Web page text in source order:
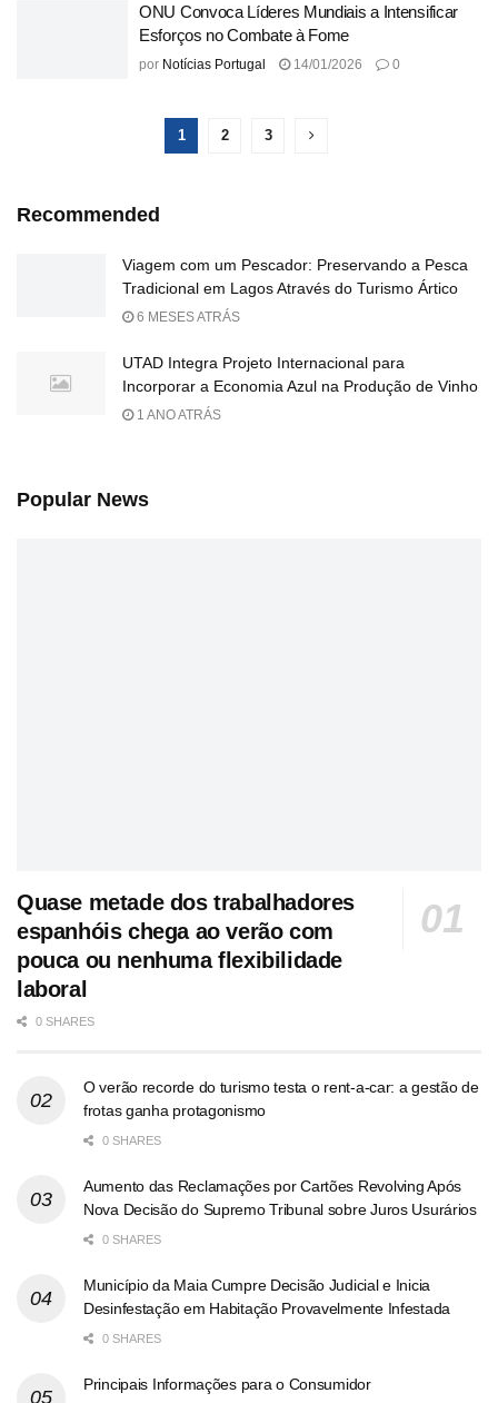
ONU Convoca Líderes Mundiais a Intensificar
Esforços no Combate à Fome
por Notícias Portugal 14/01/2026 0
1 2 3
Recommended
Viagem com um Pescador: Preservando a Pesca
Tradicional em Lagos Através do Turismo Ártico
6 MESES ATRÁS
UTAD Integra Projeto Internacional para
Incorporar a Economia Azul na Produção de Vinho
1 ANO ATRÁS
Popular News
Quase metade dos trabalhadores
espanhóis chega ao verão com
pouca ou nenhuma flexibilidade
laboral
0 SHARES
O verão recorde do turismo testa o rent-a-car: a gestão de
frotas ganha protagonismo
0 SHARES
Aumento das Reclamações por Cartões Revolving Após
Nova Decisão do Supremo Tribunal sobre Juros Usurários
0 SHARES
Município da Maia Cumpre Decisão Judicial e Inicia
Desinfestação em Habitação Provavelmente Infestada
0 SHARES
Principais Informações para o Consumidor